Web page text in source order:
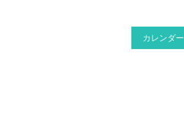
カレンダー